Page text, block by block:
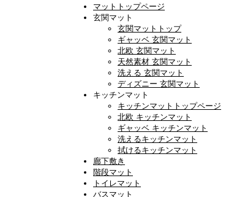
マットトップページ
玄関マット
玄関マットトップ
ギャッベ 玄関マット
北欧 玄関マット
天然素材 玄関マット
洗える 玄関マット
ディズニー 玄関マット
キッチンマット
キッチンマットトップページ
北欧 キッチンマット
ギャッベ キッチンマット
洗えるキッチンマット
拭けるキッチンマット
廊下敷き
階段マット
トイレマット
バスマット